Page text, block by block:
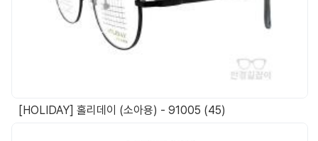
[HOLIDAY] 홀리데이 (소아용) - 91005 (45)